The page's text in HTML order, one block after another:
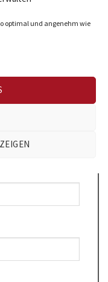
optimal und angenehm wie
Sternen